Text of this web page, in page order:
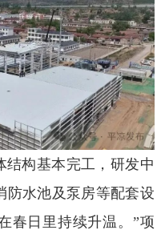
结构基本完工，研发中
防水池及泵房等配套设
春日里持续升温。”项